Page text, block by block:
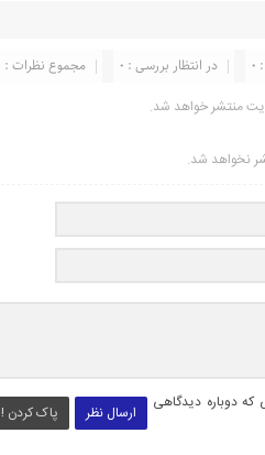
مجموع نظرات : 0 در انتظار بررسی : 0
منتشر خواهد شد.
نخواهد شد.
ارسال نظر پاک کردن !
که دوباره دیدگاهی